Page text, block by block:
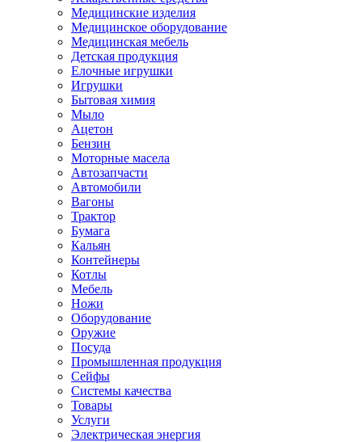
Медицинские изделия
Медицинское оборудование
Медицинская мебель
Детская продукция
Елочные игрушки
Игрушки
Бытовая химия
Мыло
Ацетон
Бензин
Моторные масела
Автозапчасти
Автомобили
Вагоны
Трактор
Бумага
Кальян
Контейнеры
Котлы
Мебель
Ножи
Оборудование
Оружие
Посуда
Промышленная продукция
Сейфы
Системы качества
Товары
Услуги
Электрическая энергия